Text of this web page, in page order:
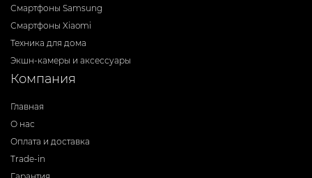
Смартфоны Samsung
Смартфоны Xiaomi
Техника для дома
Экшн-камеры и аксессуары
Компания
Главная
О нас
Оплата и доставка
Trade-in